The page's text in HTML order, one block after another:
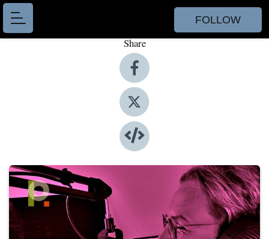
FOLLOW
Share